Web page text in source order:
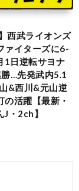
西武ライオンズ
ァイターズに6-
1日逆転サヨナ
…先発武内5.1
&西川&元山逆
の活躍【最新・
J・2ch】